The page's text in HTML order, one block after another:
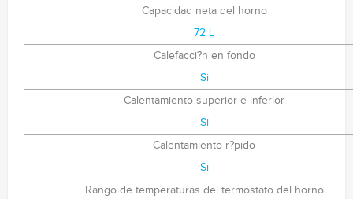
Capacidad neta del horno
72 L
Calefacci?n en fondo
Si
Calentamiento superior e inferior
Si
Calentamiento r?pido
Si
Rango de temperaturas del termostato del horno